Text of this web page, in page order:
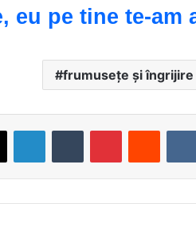
eu pe tine te-am
frumusețe și îngrijire